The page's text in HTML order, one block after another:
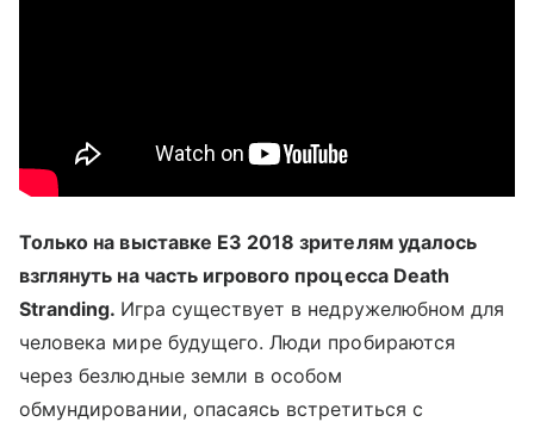
Только на выставке E3 2018 зрителям удалось
взглянуть на часть игрового процесса Death
Stranding. Игра существует в недружелюбном для
человека мире будущего. Люди пробираются
через безлюдные земли в особом
обмундировании, опасаясь встретиться с